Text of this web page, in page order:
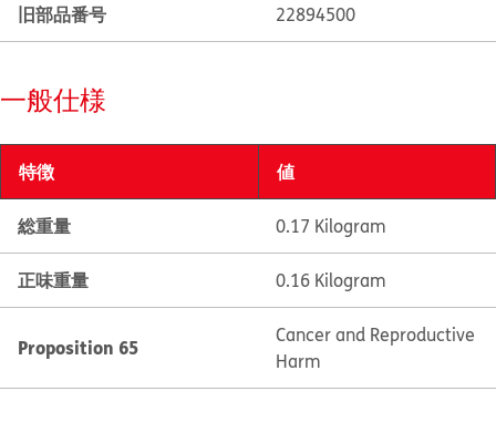
旧部品番号 22894500
一般仕様
特徴 値
総重量 0.17 Kilogram
正味重量 0.16 Kilogram
Proposition 65
Cancer and Reproductive
Harm